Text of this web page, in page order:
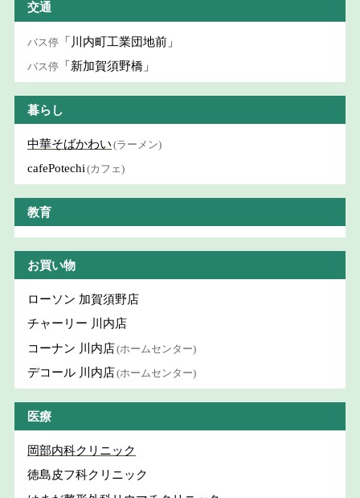
交通
バス停 「川内町工業団地前」
バス停 「新加賀須野橋」
暮らし
中華そばかわい (ラーメン)
cafePotechi (カフェ)
教育
お買い物
ローソン 加賀須野店
チャーリー 川内店
コーナン 川内店(ホームセンター)
デコール 川内店(ホームセンター)
医療
岡部内科クリニック
徳島皮フ科クリニック